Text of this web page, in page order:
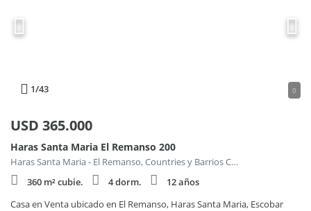
1/43 0
USD 365.000
Haras Santa Maria El Remanso 200
Haras Santa Maria - El Remanso, Countries y Barrios Cerrados en Escobar
360 m² cubie.
4 dorm.
12 años
Casa en Venta ubicado en El Remanso, Haras Santa Maria, Escobar